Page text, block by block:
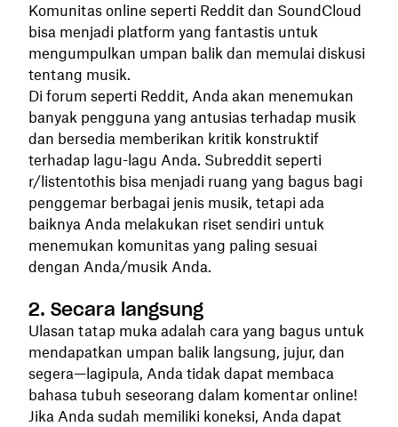
Komunitas online seperti Reddit dan SoundCloud
bisa menjadi platform yang fantastis untuk
mengumpulkan umpan balik dan memulai diskusi
tentang musik.
Di forum seperti Reddit, Anda akan menemukan
banyak pengguna yang antusias terhadap musik
dan bersedia memberikan kritik konstruktif
terhadap lagu-lagu Anda. Subreddit seperti
r/listentothis bisa menjadi ruang yang bagus bagi
penggemar berbagai jenis musik, tetapi ada
baiknya Anda melakukan riset sendiri untuk
menemukan komunitas yang paling sesuai
dengan Anda/musik Anda.
2. Secara langsung
Ulasan tatap muka adalah cara yang bagus untuk
mendapatkan umpan balik langsung, jujur, dan
segera—lagipula, Anda tidak dapat membaca
bahasa tubuh seseorang dalam komentar online!
Jika Anda sudah memiliki koneksi, Anda dapat